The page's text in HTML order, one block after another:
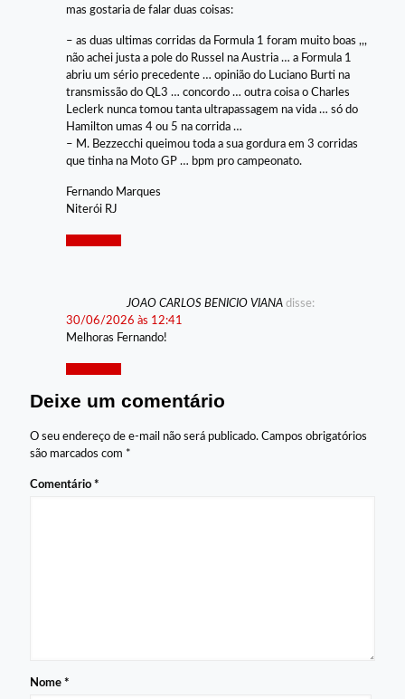
mas gostaria de falar duas coisas:
– as duas ultimas corridas da Formula 1 foram muito boas ,,,
não achei justa a pole do Russel na Austria … a Formula 1
abriu um sério precedente … opinião do Luciano Burti na
transmissão do QL3 … concordo … outra coisa o Charles
Leclerk nunca tomou tanta ultrapassagem na vida … só do
Hamilton umas 4 ou 5 na corrida …
– M. Bezzecchi queimou toda a sua gordura em 3 corridas
que tinha na Moto GP … bpm pro campeonato.
Fernando Marques
Niterói RJ
JOAO CARLOS BENICIO VIANA disse:
30/06/2026 às 12:41
Melhoras Fernando!
Deixe um comentário
O seu endereço de e-mail não será publicado. Campos obrigatórios
são marcados com *
Comentário *
Nome *